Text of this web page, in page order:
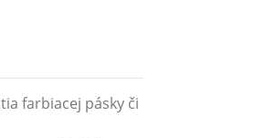
farbiacej pásky či